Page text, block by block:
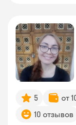
5 от
10 отзывов